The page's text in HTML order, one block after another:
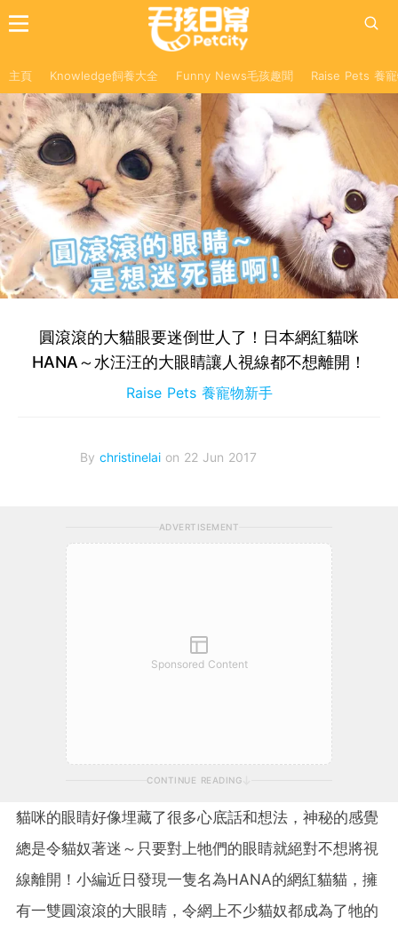
主頁 Knowledge飼養大全 Funny News毛孩趣聞 Raise Pets 養
圓滾滾的大貓眼要迷倒世人了！日本網紅貓咪
HANA～水汪汪的大眼睛讓人視線都不想離開！
Raise Pets 養寵物新手
By christinelai on 22 Jun 2017
ADVERTISEMENT
Sponsored Content
CONTINUE READING
貓咪的眼睛好像埋藏了很多心底話和想法，神秘的感覺
總是令貓奴著迷～只要對上牠們的眼睛就絕對不想將視
線離開！小編近日發現一隻名為HANA的網紅貓貓，擁
有一雙圓滾滾的大眼睛，令網上不少貓奴都成為了牠的